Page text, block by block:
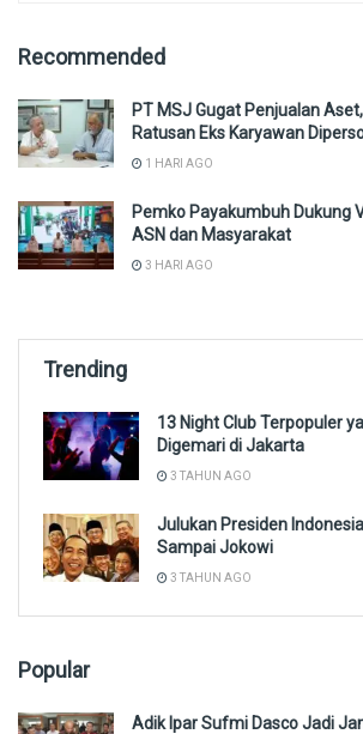
Recommended
PT MSJ Gugat Penjualan
Ratusan Eks Karyawan
1 HARI AGO
Pemko Payakumbuh Dukung
ASN dan Masyarakat
3 HARI AGO
Trending
13 Night Club Terpopuler
Digemari di Jakarta
3 TAHUN AGO
Julukan Presiden
Sampai Jokowi
3 TAHUN AGO
Popular
Adik Ipar Sufmi Dasco Jadi